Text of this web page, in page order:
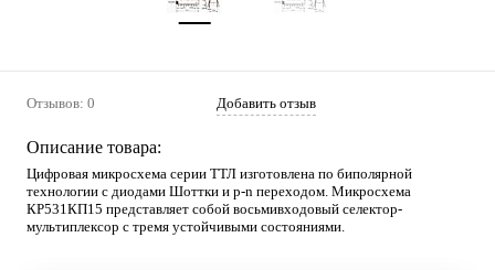
Отзывов: 0 Добавить отзыв
Описание товара:
Цифровая микросхема серии ТТЛ изготовлена по биполярной
технологии с диодами Шоттки и p-n переходом. Микросхема
КР531КП15 представляет собой восьмивходовый селектор-
мультиплексор с тремя устойчивыми состояниями.